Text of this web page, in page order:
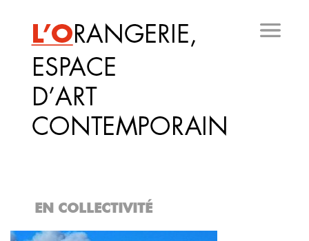
principal
EN COLLECTIVITÉ